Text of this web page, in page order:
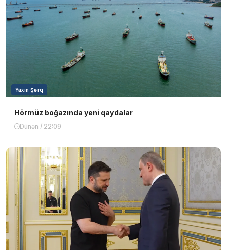
Yaxın Şərq
Hörmüz boğazında yeni qaydalar
Dünən / 22:09